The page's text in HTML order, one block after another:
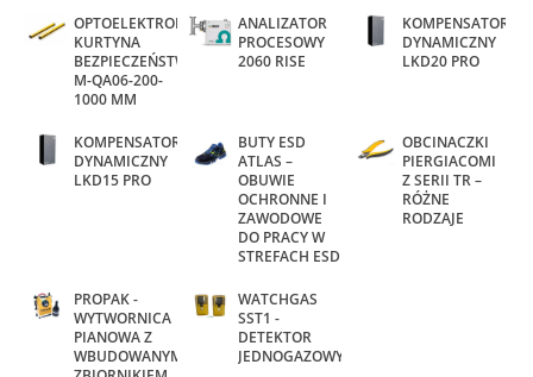
OPTOELEKTRONICZNA
KURTYNA
BEZPIECZEŃSTWA
M-QA06-200-
1000 MM
ANALIZATOR
PROCESOWY
2060 RISE
KOMPENSATOR
DYNAMICZNY
LKD20 PRO
KOMPENSATOR
DYNAMICZNY
LKD15 PRO
BUTY ESD
ATLAS –
OBUWIE
OCHRONNE I
ZAWODOWE
DO PRACY W
STREFACH ESD
OBCINACZKI
PIERGIACOMI
Z SERII TR –
RÓŻNE
RODZAJE
PROPAK -
WYTWORNICA
PIANOWA Z
WBUDOWANYM
WATCHGAS
SST1 -
DETEKTOR
JEDNOGAZOWY